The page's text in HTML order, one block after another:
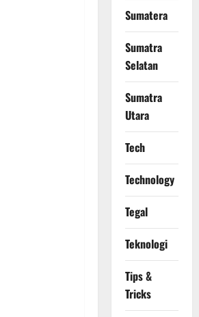
Sumatera
Sumatra
Selatan
Sumatra
Utara
Tech
Technology
Tegal
Teknologi
Tips &
Tricks